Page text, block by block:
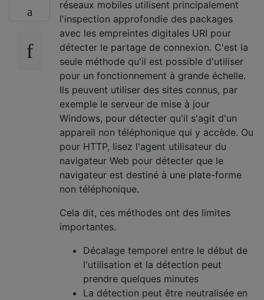
réseaux mobiles utilisent principalement
l'inspection approfondie des packages
avec les empreintes digitales URI pour
détecter le partage de connexion. C'est la
seule méthode qu'il est possible d'utiliser
pour un fonctionnement à grande échelle.
Ils peuvent utiliser des sites connus, par
exemple le serveur de mise à jour
Windows, pour détecter qu'il s'agit d'un
appareil non téléphonique qui y accède. Ou
pour HTTP, lisez l'agent utilisateur du
navigateur Web pour détecter que le
navigateur est destiné à une plate-forme
non téléphonique.
Cela dit, ces méthodes ont des limites
importantes.
Décalage temporel entre le début de
l'utilisation et la détection peut
prendre quelques minutes
La détection peut être neutralisée en